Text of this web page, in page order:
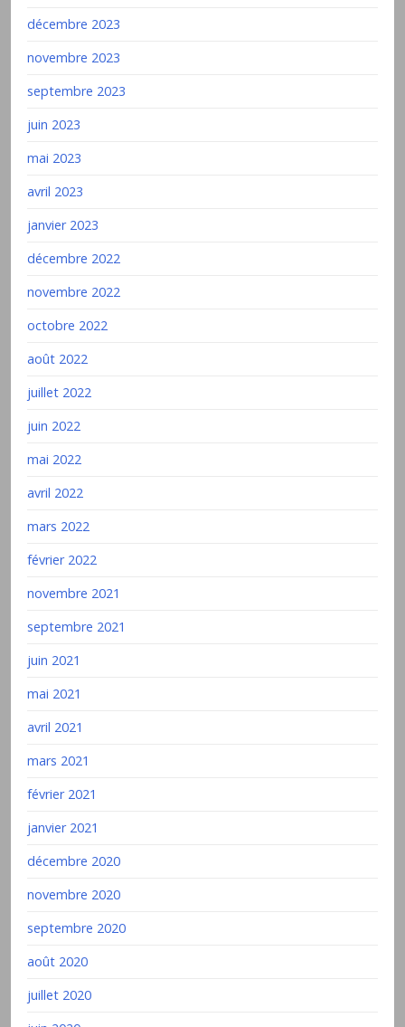
décembre 2023
novembre 2023
septembre 2023
juin 2023
mai 2023
avril 2023
janvier 2023
décembre 2022
novembre 2022
octobre 2022
août 2022
juillet 2022
juin 2022
mai 2022
avril 2022
mars 2022
février 2022
novembre 2021
septembre 2021
juin 2021
mai 2021
avril 2021
mars 2021
février 2021
janvier 2021
décembre 2020
novembre 2020
septembre 2020
août 2020
juillet 2020